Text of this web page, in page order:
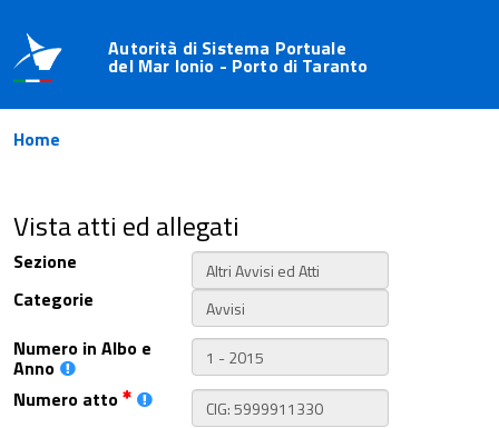
Autorità di Sistema Portuale
del Mar Ionio - Porto di Taranto
Home
Vista atti ed allegati
Sezione
Categorie
Numero in Albo e
Anno
Numero atto